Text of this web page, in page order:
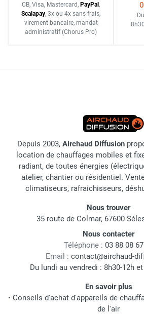
CB, Visa, Mastercard, PayPal ,
Scalapay, 3x ou 4x sans frais,
virement bancaire, mandat
administratif (Chorus Pro)
Depuis 2003, Airchaud Diffusion
location de chauffages mobiles et
radiant, de toutes énergies
atelier, chantier ou résidentiel.
climatiseurs, rafraichisseurs,
Nous trouver
35 route de Colmar, 67600
Nous contacter
Téléphone : 03 88 08
Email : contact@airchaud-
Du lundi au vendredi : 8h30-12h
En savoir plus
• Conseils d'achat d'appareils de
de l'air